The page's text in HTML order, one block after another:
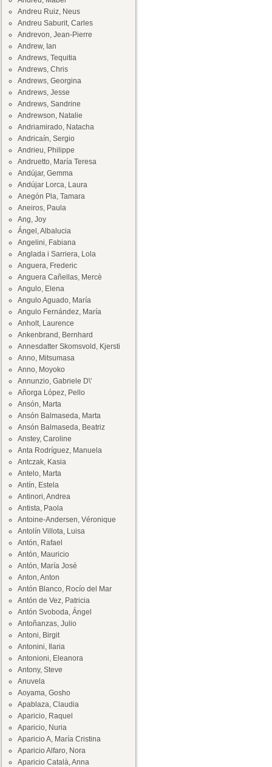
Andreu Ruiz, Neus
Andreu Saburit, Carles
Andrevon, Jean-Pierre
Andrew, Ian
Andrews, Tequitia
Andrews, Chris
Andrews, Georgina
Andrews, Jesse
Andrews, Sandrine
Andrewson, Natalie
Andriamirado, Natacha
Andricaín, Sergio
Andrieu, Philippe
Andruetto, María Teresa
Andújar, Gemma
Andújar Lorca, Laura
Anegón Pla, Tamara
Aneiros, Paula
Ang, Joy
Ángel, Albalucia
Angelini, Fabiana
Anglada i Sarriera, Lola
Anguera, Frederic
Anguera Cañellas, Mercè
Angulo, Elena
Angulo Aguado, María
Angulo Fernández, María
Anholt, Laurence
Ankenbrand, Bernhard
Annesdatter Skomsvold, Kjersti
Anno, Mitsumasa
Anno, Moyoko
Annunzio, Gabriele D\'
Añorga López, Pello
Ansón, Marta
Ansón Balmaseda, Marta
Ansón Balmaseda, Beatriz
Anstey, Caroline
Anta Rodríguez, Manuela
Antczak, Kasia
Antelo, Marta
Antín, Estela
Antinori, Andrea
Antista, Paola
Antoine-Andersen, Véronique
Antolín Villota, Luisa
Antón, Rafael
Antón, Mauricio
Antón, María José
Anton, Anton
Antón Blanco, Rocío del Mar
Antón de Vez, Patricia
Antón Svoboda, Ángel
Antoñanzas, Julio
Antoni, Birgit
Antonini, Ilaria
Antonioni, Eleanora
Antony, Steve
Anuvela
Aoyama, Gosho
Apablaza, Claudia
Aparicio, Raquel
Aparicio, Nuria
Aparicio A, María Cristina
Aparicio Alfaro, Nora
Aparicio Català, Anna